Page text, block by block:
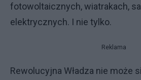
fotowoltaicznych, wiatrakach,
elektrycznych. I nie tylko.
Reklama
Rewolucyjna Władza nie może